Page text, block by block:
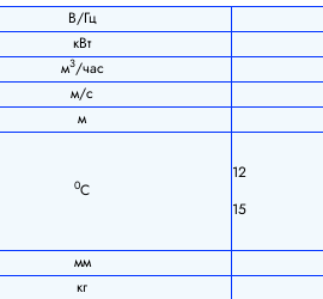
В/Гц
кВт
м3/час
м/с
м
0С
12
15
мм
кг